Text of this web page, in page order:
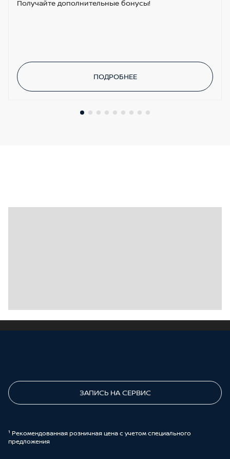
Получайте дополнительные бонусы!
ПОДРОБНЕЕ
ЗАПИСЬ НА СЕРВИС
¹ Рекомендованная розничная цена с учетом специального
предложения